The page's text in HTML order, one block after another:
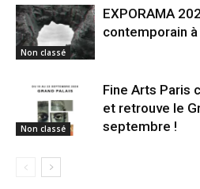
Non classé
EXPORAMA
contemporain à
Non classé
Fine Arts Paris
et retrouve le
septembre !